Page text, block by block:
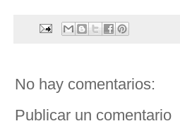
No hay comentarios:
Publicar un comentario